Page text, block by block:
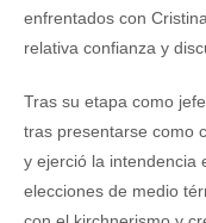
enfrentados con
relativa confianza y
Tras su etapa como
tras presentarse como
y ejerció la intendencia
elecciones de medio